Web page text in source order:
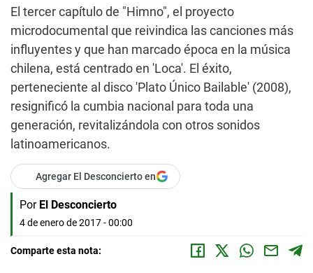
El tercer capítulo de "Himno", el proyecto
microdocumental que reivindica las canciones más
influyentes y que han marcado época en la música
chilena, está centrado en 'Loca'. El éxito,
perteneciente al disco 'Plato Único Bailable' (2008),
resignificó la cumbia nacional para toda una
generación, revitalizándola con otros sonidos
latinoamericanos.
Agregar El Desconcierto en
Por El Desconcierto
4 de enero de 2017 - 00:00
Comparte esta nota: